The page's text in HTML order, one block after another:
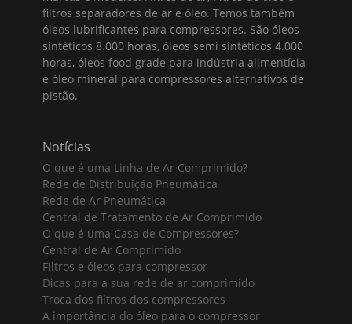
filtros separadores de ar e óleo. Temos também
óleos lubrificantes para compressores. São óleos
sintéticos 8.000 horas, óleos semi sintéticos 4.000
horas, óleos food grade para indústria alimentícia
e óleo mineral para compressores alternativos de
pistão.
Notícias
O que é uma Linha de Ar Comprimido?
Rede de Distribuição Pneumática
Rede de Ar Pneumática
Central de Tratamento de Ar Comprimido
O que é uma Casa de Compressores?
Central de Ar Comprimido
Filtros e óleos para compressor
Dicas para a sua rede de ar comprimido
Troca dos filtros dos compressores
A importância do óleo para o compressor